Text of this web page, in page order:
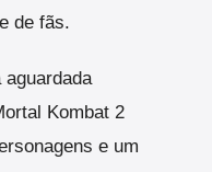
de fãs.
Kombat 2
e um